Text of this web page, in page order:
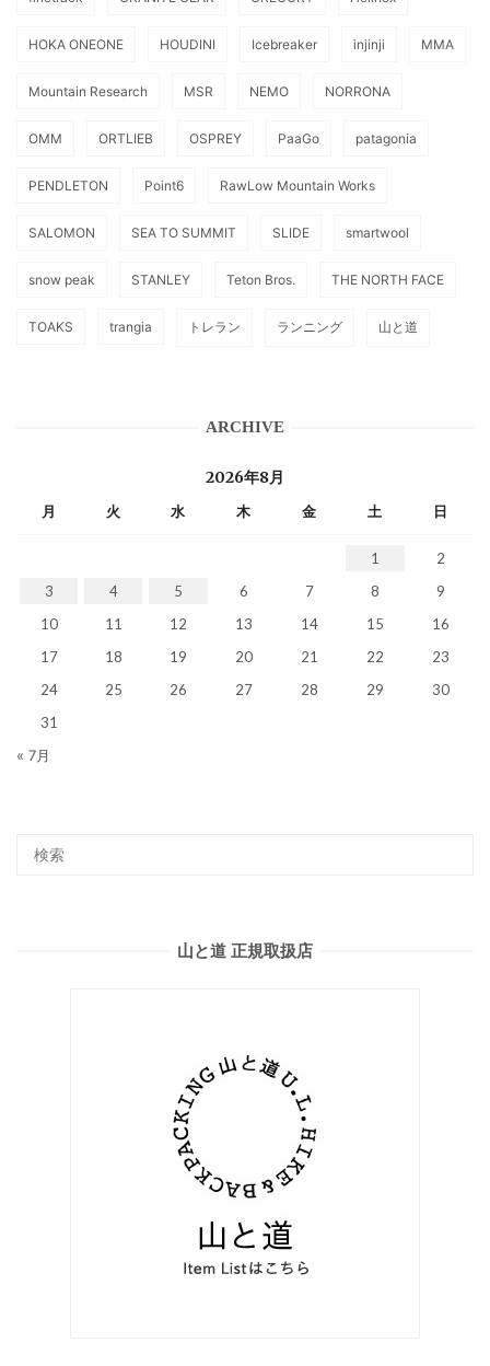
HOKA ONEONE HOUDINI Icebreaker injinji MMA
Mountain Research MSR NEMO NORRONA
OMM ORTLIEB OSPREY PaaGo patagonia
PENDLETON Point6 RawLow Mountain Works
SALOMON SEA TO SUMMIT SLIDE smartwool
snow peak STANLEY Teton Bros. THE NORTH FACE
TOAKS trangia トレラン ランニング 山と道
ARCHIVE
2026年8月
月 火 水 木 金 土 日
1
2
3
4 5 6 7 8
9
10
11 12 13 14 15
16
17
18 19 20 21 22
23
24
25 26 27 28 29
30
31
« 7月
山と道 正規取扱店